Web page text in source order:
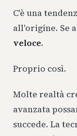
C'è una
all'origine. Se
veloce.
Proprio così.
Molte realtà
avanzata
succede. La